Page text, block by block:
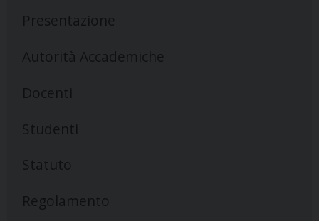
Presentazione
Autorità Accademiche
Docenti
Studenti
Statuto
Regolamento